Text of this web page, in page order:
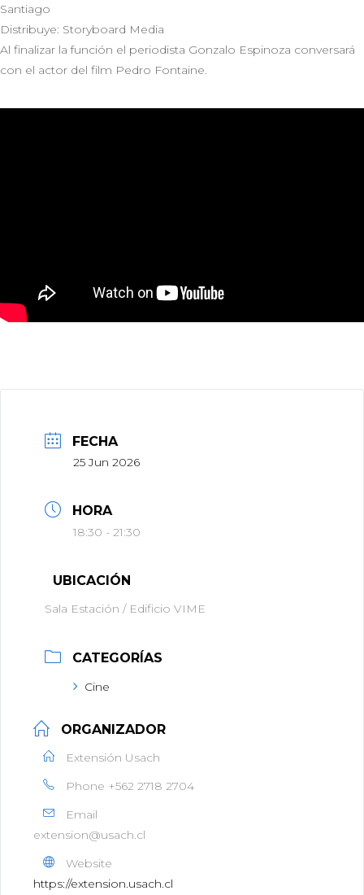
Santiago
Distribuye: Storyboard Media
Al finalizar la función el periodista Gonzalo Espinoza conversará
con el actor del film Pedro Fontaine.
FECHA
25 Jun 2026
HORA
18:30 - 21:30
UBICACIÓN
Sala Estación / Edificio VIME
CATEGORÍAS
Cine
ORGANIZADOR
Extensión Usach
Phone +562 2718 2704
Email
extension@usach.cl
Website
https://extension.usach.cl